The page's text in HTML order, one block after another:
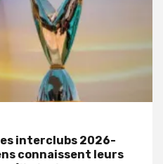
interclubs 2026-
connaissent leurs